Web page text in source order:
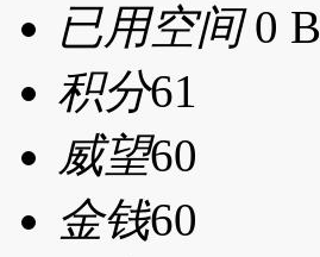
已用空间0 B
积分61
威望60
金钱60